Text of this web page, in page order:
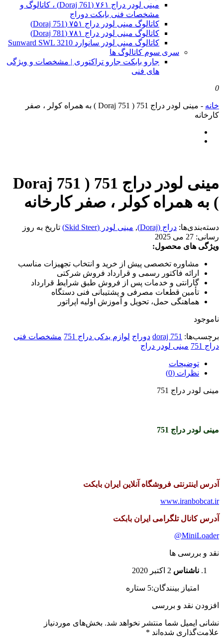
مینی لودر دراج ۷۶۱ (Doraj 761) ، کاتالوگ و
مشخصات فنی بابکت دوراج
کاتالوگ مینی لودر دراج ۷۵۱ (Doraj 751)
کاتالوگ مینی لودر دراج ۷۸۱ (Doraj 781)
کاتالوگ مینی لودر سانوارد Sunward SWL 3210
سری سوم کاتالوگ ها
جارو بابکت جارو تراکتوری | مشخصات و ویژگی
های فنی
0
خانه -
مینی لودر دراج 751 ( Doraj 751 ) به همراه کولر ، صفر
کارخانه
مینی لودر دراج 751 ( Doraj 751
) به همراه کولر ، صفر کارخانه
دسته‌بندی‌ها: دراج (Doraj) , مینی لودر (Skid Steer)
تاریخ به روز
رسانی: 27 می 2025
ویژگی های محصول:
مشاوره تخصصی پیش از خرید و انتخاب تجهیزات مناسب
ارائه فاکتور رسمی و قرارداد فروش شرکتی
گارانتی و خدمات پس از فروش طبق شرایط قرارداد
تأمین قطعات مصرفی و پشتیبانی فنی دستگاه
هماهنگی حمل، تحویل و آموزش اولیه اپراتور
ناموجود
برچسب‌ها: doraj 751 دوراج لوازم یدکی دراج 751
مشخصات فنی
دراج 751
مینی لودر دراج
توضیحات
نظرات (0)
مینی لودر دراج 751
مینی لودر دراج 751
آدرس اینترنتی فروشگاه آنلاین ایران بابکت
www.iranbobcat.ir
آدرس کانال تلگرامی ایران بابکت
MiniLoader
@
نقد و بررسی ها
ناشناس 2 اکتبر 2020
امتیاز بینندگان:5 ستاره
افزودن نقد و بررسی
نشانی ایمیل شما منتشر نخواهد شد. بخش‌های موردنیاز
علامت‌گذاری شده‌اند *